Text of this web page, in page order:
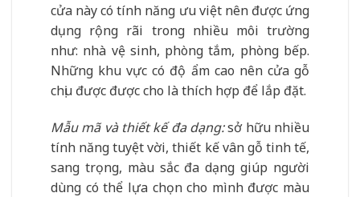
cửa này có tính năng ưu việt nên được ứng
dụng rộng rãi trong nhiều môi trường
như: nhà vệ sinh, phòng tắm, phòng bếp.
Những khu vực có độ ẩm cao nên cửa gỗ
chịu được được cho là thích hợp để lắp đặt.
Mẫu mã và thiết kế đa dạng:sở hữu nhiều
tính năng tuyệt vời, thiết kế vân gỗ tinh tế,
sang trọng, màu sắc đa dạng giúp người
dùng có thể lựa chọn cho mình được màu